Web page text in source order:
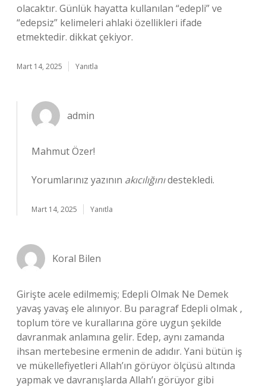
olacaktır. Günlük hayatta kullanılan “edepli” ve
“edepsiz” kelimeleri ahlaki özellikleri ifade
etmektedir. dikkat çekiyor.
Mart 14, 2025 Yanıtla
admin
Mahmut Özer!
Yorumlarınız yazının akıcılığınıdestekledi.
Mart 14, 2025 Yanıtla
Koral Bilen
Girişte acele edilmemiş; Edepli Olmak Ne Demek
yavaş yavaş ele alınıyor. Bu paragraf Edepli olmak ,
toplum töre ve kurallarına göre uygun şekilde
davranmak anlamına gelir. Edep, aynı zamanda
ihsan mertebesine ermenin de adıdır. Yani bütün iş
ve mükellefiyetleri Allah’ın görüyor ölçüsü altında
yapmak ve davranışlarda Allah’ı görüyor gibi